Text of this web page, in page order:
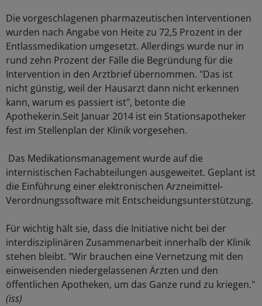
Die vorgeschlagenen pharmazeutischen Interventionen
wurden nach Angabe von Heite zu 72,5 Prozent in der
Entlassmedikation umgesetzt. Allerdings wurde nur in
rund zehn Prozent der Fälle die Begründung für die
Intervention in den Arztbrief übernommen. "Das ist
nicht günstig, weil der Hausarzt dann nicht erkennen
kann, warum es passiert ist", betonte die
Apothekerin.Seit Januar 2014 ist ein Stationsapotheker
fest im Stellenplan der Klinik vorgesehen.
Das Medikationsmanagement wurde auf die
internistischen Fachabteilungen ausgeweitet. Geplant ist
die Einführung einer elektronischen Arzneimittel-
Verordnungssoftware mit Entscheidungsunterstützung.
Für wichtig hält sie, dass die Initiative nicht bei der
interdisziplinären Zusammenarbeit innerhalb der Klinik
stehen bleibt. "Wir brauchen eine Vernetzung mit den
einweisenden niedergelassenen Ärzten und den
öffentlichen Apotheken, um das Ganze rund zu kriegen."
(iss)